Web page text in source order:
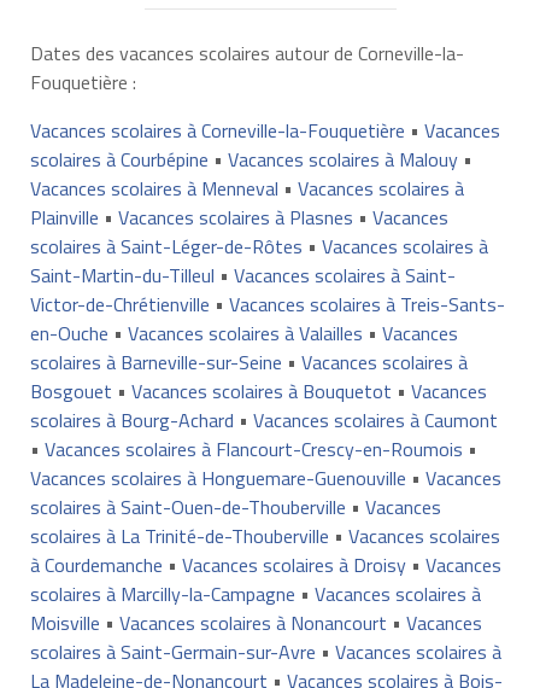
Dates des vacances scolaires autour de Corneville-la-
Fouquetière :
Vacances scolaires à Corneville-la-Fouquetière • Vacances
scolaires à Courbépine • Vacances scolaires à Malouy•
Vacances scolaires à Menneval • Vacances scolaires à
Plainville • Vacances scolaires à Plasnes • Vacances
scolaires à Saint-Léger-de-Rôtes • Vacances scolaires à
Saint-Martin-du-Tilleul • Vacances scolaires à Saint-
Victor-de-Chrétienville • Vacances scolaires à Treis-Sants-
en-Ouche • Vacances scolaires à Valailles • Vacances
scolaires à Barneville-sur-Seine • Vacances scolaires à
Bosgouet • Vacances scolaires à Bouquetot • Vacances
scolaires à Bourg-Achard • Vacances scolaires à Caumont
• Vacances scolaires à Flancourt-Crescy-en-Roumois •
Vacances scolaires à Honguemare-Guenouville • Vacances
scolaires à Saint-Ouen-de-Thouberville • Vacances
scolaires à La Trinité-de-Thouberville • Vacances scolaires
à Courdemanche • Vacances scolaires à Droisy• Vacances
scolaires à Marcilly-la-Campagne • Vacances scolaires à
Moisville • Vacances scolaires à Nonancourt • Vacances
scolaires à Saint-Germain-sur-Avre • Vacances scolaires à
La Madeleine-de-Nonancourt • Vacances scolaires à Bois-